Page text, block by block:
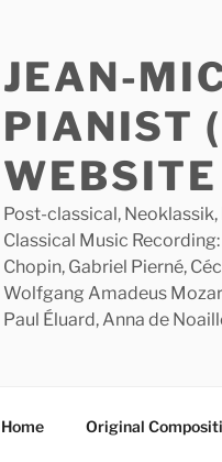
JEAN-
PIANIST
WEBSITE
Post-classical,
Classical Music
Chopin, Gabriel Pierné,
Wolfgang Amadeus
Paul Éluard, Anna de
Home Original